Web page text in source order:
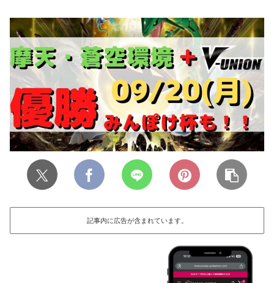
記事内に広告が含まれています。